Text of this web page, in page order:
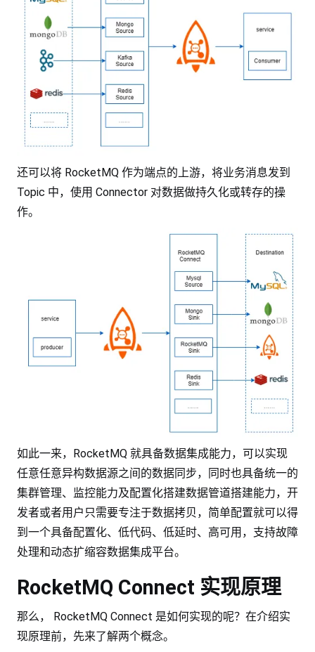
还可以将 RocketMQ 作为端点的上游，将业务消息发到
Topic 中，使用 Connector 对数据做持久化或转存的操
作。
如此一来，RocketMQ 就具备数据集成能力，可以实现
任意任意异构数据源之间的数据同步，同时也具备统一的
集群管理、监控能力及配置化搭建数据管道搭建能力，开
发者或者用户只需要专注于数据拷贝，简单配置就可以得
到一个具备配置化、低代码、低延时、高可用，支持故障
处理和动态扩缩容数据集成平台。
RocketMQ Connect 实现原理
那么， RocketMQ Connect 是如何实现的呢？在介绍实
现原理前，先来了解两个概念。